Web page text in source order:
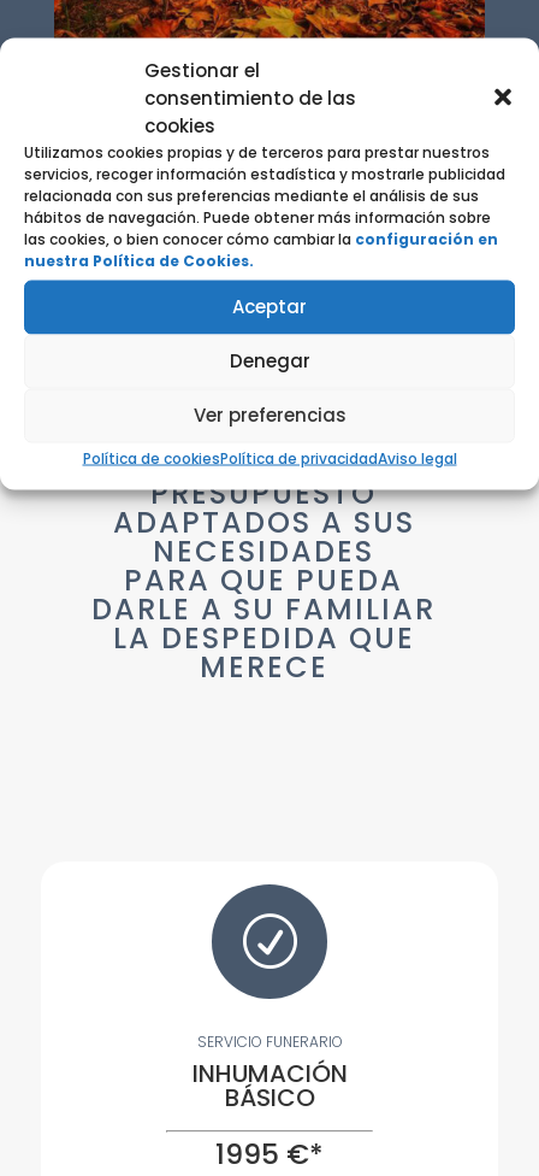
Gestionar el
consentimiento de las
cookies
Utilizamos cookies propias y de terceros para prestar nuestros
servicios, recoger información estadística y mostrarle publicidad
relacionada con sus preferencias mediante el análisis de sus
hábitos de navegación. Puede obtener más información sobre
las cookies, o bien conocer cómo cambiar la configuración en
nuestra Política de Cookies.
Aceptar
Denegar
Ver preferencias
Política de cookiesPolítica de privacidadAviso legal
OTROS SERVICIOS
FUNERARIOS
PRESUPUESTO
ADAPTADOS A SUS
NECESIDADES
PARA QUE PUEDA
DARLE A SU FAMILIAR
LA DESPEDIDA QUE
MERECE
R
SERVICIO FUNERARIO
INHUMACIÓN
BÁSICO
1995 €*